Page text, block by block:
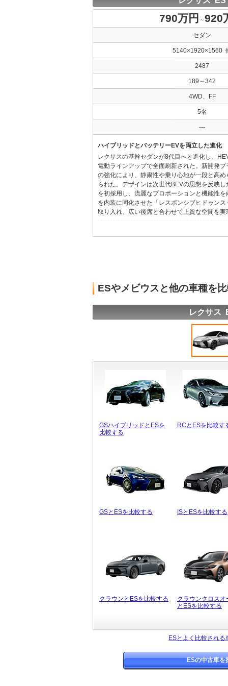
790万円 ～920
セダン
5140×1920×1560
2487
189～342
4WD、FF
5名
---
ハイブリッドとバッテリーEVを両立した進化
レクサスの基幹セダンが8代目へと進化し、
電動ラインアップで全面刷新された。新開発
の強化により、静粛性や乗り心地が一段と高
られた。デザインは次世代BEVの思想を反映
を初採用し、流麗なプロポーションと機能性
を内装に同化させた「レスポンシブヒドゥン
取り入れ、広い後席と合わせて上質な空間を
ESやメビウスと他の車種を
レクサス
GSハイブリッドとESを
比較する
RCとESを比較す
GSとESを比較する ISとESを比較する
クラウンとESを比較する
クラウンクロスオ
とESを比較する
ESとよく比較される
ESの中古車を